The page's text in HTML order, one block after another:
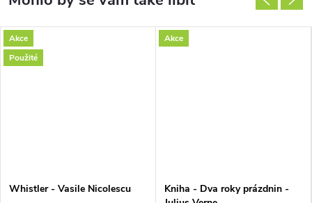
Akce
Použité
Whistler - Vasile Nicolescu
Akce
Kniha - Dva roky prázdnin -